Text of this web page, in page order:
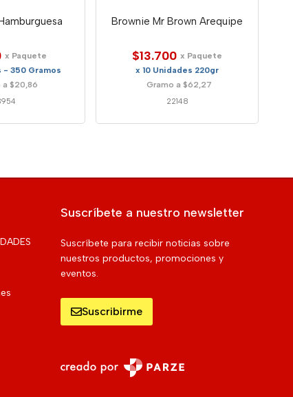
x Paquete
- 350 Gramos
a $20,86
Brownie Mr Brown Arequipe
$13.700 x Paquete
x 10 Unidades 220gr
Gramo a $62,27
22148
Suscríbete a nuestro newsletter
Suscríbete para recibir noticias sobre
nuestros productos, promociones y
eventos.
Suscribirme